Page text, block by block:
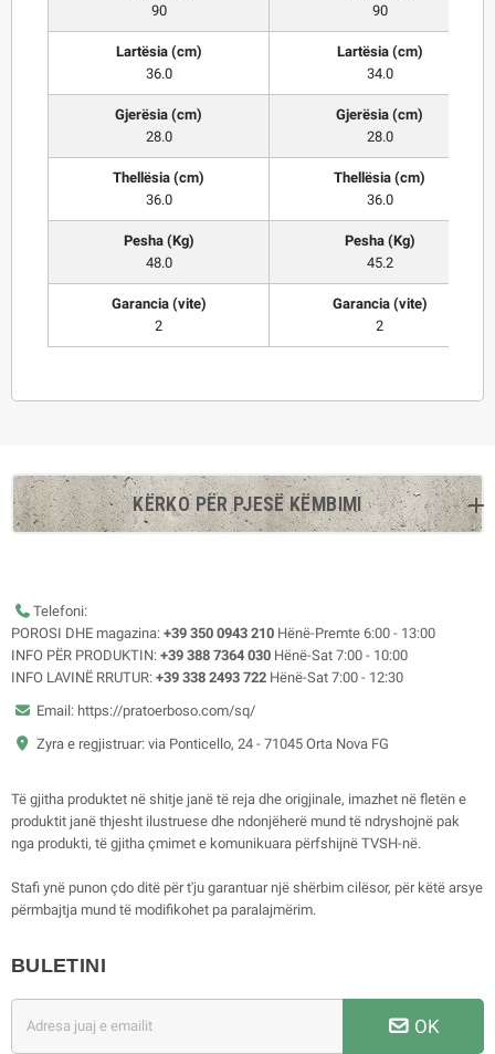
90
90
Lartësia (cm)
36.0
Lartësia (cm)
34.0
Gjerësia (cm)
28.0
Gjerësia (cm)
28.0
Thellësia (cm)
36.0
Thellësia (cm)
36.0
Pesha (Kg)
48.0
Pesha (Kg)
45.2
Garancia (vite)
2
Garancia (vite)
2
KËRKO PËR PJESË KËMBIMI
Telefoni:
POROSI DHE magazina: +39 350 0943 210 Hënë-Premte 6:00 - 13:00
INFO PËR PRODUKTIN: +39 388 7364 030 Hënë-Sat 7:00 - 10:00
INFO LAVINË RRUTUR: +39 338 2493 722 Hënë-Sat 7:00 - 12:30
Email: https://pratoerboso.com/sq/
Zyra e regjistruar: via Ponticello, 24 - 71045 Orta Nova FG
Të gjitha produktet në shitje janë të reja dhe origjinale, imazhet në fletën e
produktit janë thjesht ilustruese dhe ndonjëherë mund të ndryshojnë pak
nga produkti, të gjitha çmimet e komunikuara përfshijnë TVSH-në.
Stafi ynë punon çdo ditë për t'ju garantuar një shërbim cilësor, për këtë arsye
përmbajtja mund të modifikohet pa paralajmërim.
BULETINI
OK